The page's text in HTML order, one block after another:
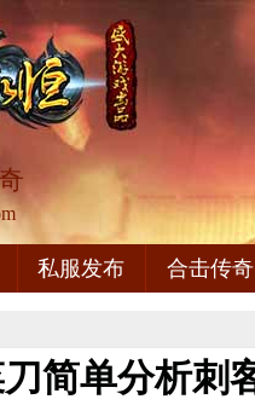
私服发布 合击传奇
刀简单分析刺